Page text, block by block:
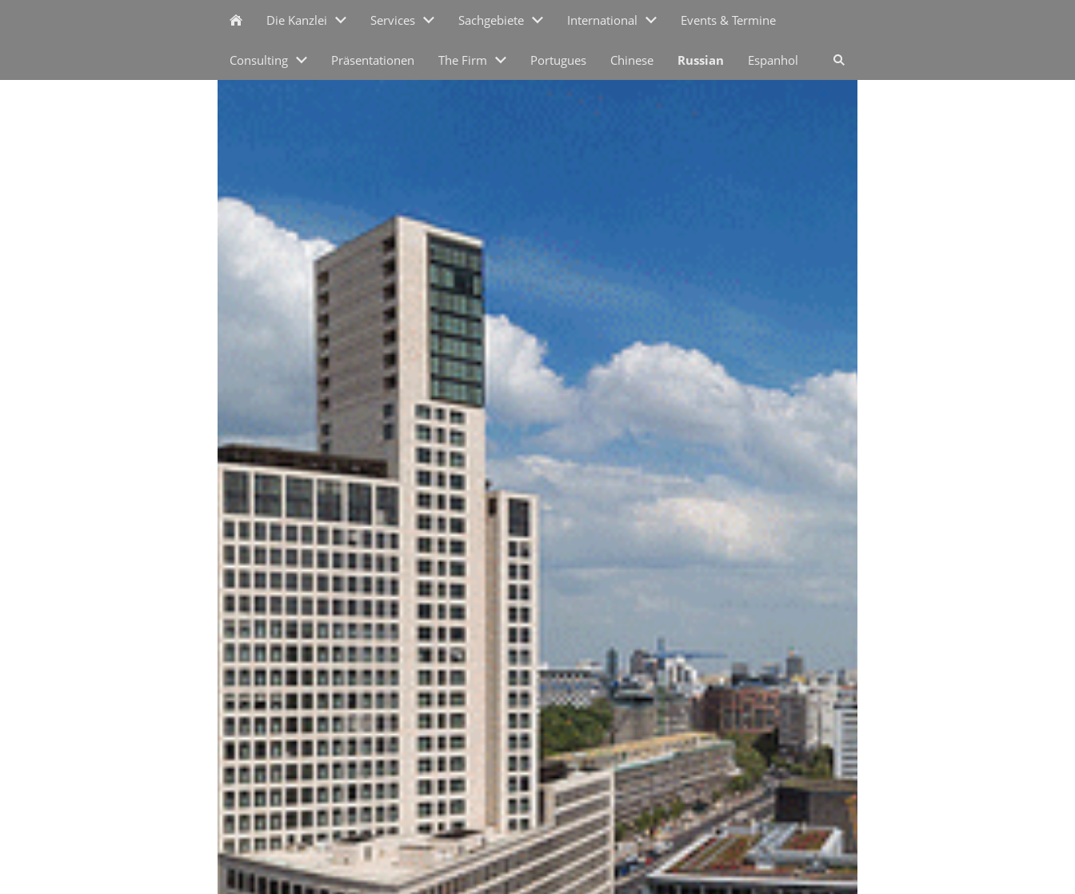
Die Kanzlei Services Sachgebiete International Events & Termine
Consulting Präsentationen The Firm Portugues Chinese Russian Espanhol